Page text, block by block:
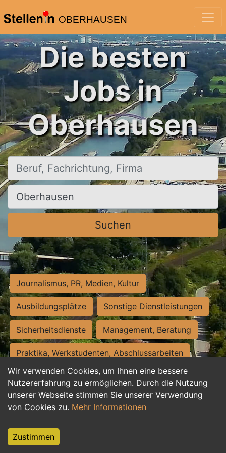
OBERHAUSEN
Wir verwenden Cookies, um Ihnen eine bessere
Nutzererfahrung zu ermöglichen. Durch die Nutzung
unserer Webseite stimmen Sie unserer Verwendung
von Cookies zu. Mehr Informationen
Zustimmen
Die besten
Jobs in
Oberhausen
Beruf, Fachrichtung, Firma
Ort, Stadt
Suchen
Journalismus, PR, Medien, Kultur
Ausbildungsplätze Sonstige Dienstleistungen
Sicherheitsdienste Management, Beratung
Praktika, Werkstudenten, Abschlussarbeiten
Personalwesen Assistenz, Sekretariat
Hilfskräfte, Aushilfs- und Nebenjobs
Weiterbildung, Studium, duale Ausbildung